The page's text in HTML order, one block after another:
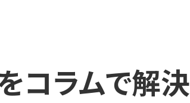
コラムで解決